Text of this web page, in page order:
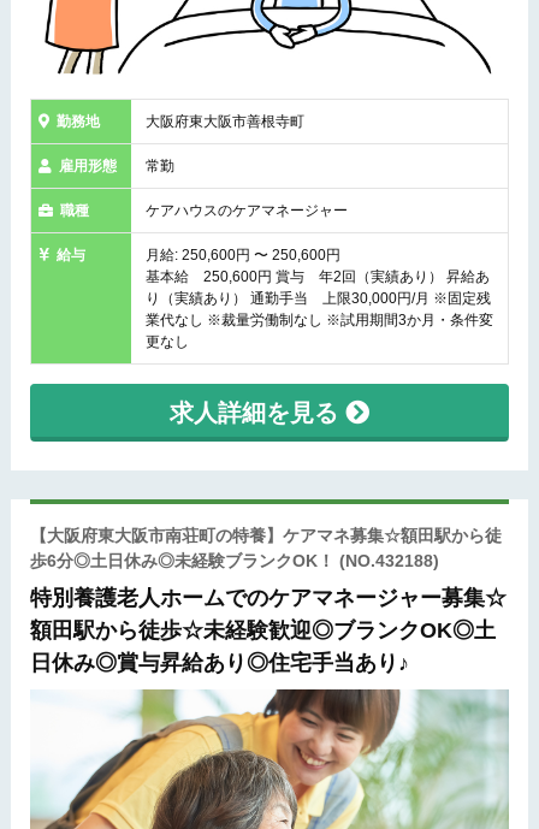
勤務地 大阪府東大阪市善根寺町
雇用形態 常勤
職種 ケアハウスのケアマネージャー
給与
月給: 250,600円 〜 250,600円
基本給 250,600円 賞与 年2回（実績あり） 昇給あ
り（実績あり） 通勤手当 上限30,000円/月 ※固定残
業代なし ※裁量労働制なし ※試用期間3か月・条件変
更なし
求人詳細を見る
【大阪府東大阪市南荘町の特養】ケアマネ募集☆額田駅から徒
歩6分◎土日休み◎未経験ブランクOK！ (NO.432188)
特別養護老人ホームでのケアマネージャー募集☆
額田駅から徒歩☆未経験歓迎◎ブランクOK◎土
日休み◎賞与昇給あり◎住宅手当あり♪